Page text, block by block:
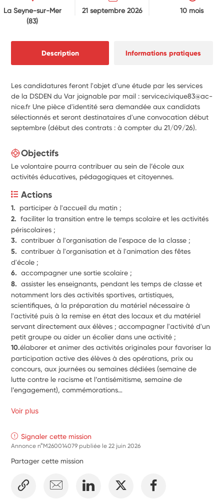
La Seyne-sur-Mer
(83)
21 septembre 2026 10 mois
Description Informations pratiques
Les candidatures feront l'objet d'une étude par les services
de la DSDEN du Var joignable par mail : service.civique83@ac-
nice.fr Une pièce d'identité sera demandée aux candidats
sélectionnés et seront destinataires d'une convocation début
septembre (début des contrats : à compter du 21/09/26).
Objectifs
Le volontaire pourra contribuer au sein de l’école aux
activités éducatives, pédagogiques et citoyennes.
Actions
1. participer à l'accueil du matin ;
2. faciliter la transition entre le temps scolaire et les activités
périscolaires ;
3. contribuer à l'organisation de l'espace de la classe ;
5. contribuer à l'organisation et à l'animation des fêtes
6. accompagner une sortie scolaire ;
8. assister les enseignants, pendant les temps de classe et
notamment lors des activités sportives, artistiques,
scientifiques, à la préparation du matériel nécessaire à
l'activité puis à la remise en état des locaux et du matériel
servant directement aux élèves ; accompagner l'activité d'un
petit groupe ou aider un écolier dans une activité ;
10.élaborer et animer des activités originales pour favoriser la
participation active des élèves à des opérations, prix ou
concours, aux journées ou semaines dédiées (semaine de
lutte contre le racisme et l’antisémitisme, semaine de
Voir plus
Signaler cette mission
Annonce n°M260014079 publiée le22 juin 2026
Partager cette mission